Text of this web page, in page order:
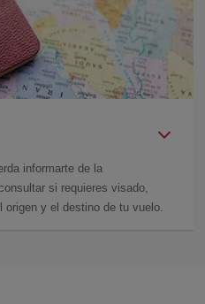
informarte de la
si requieres visado,
y el destino de tu vuelo.